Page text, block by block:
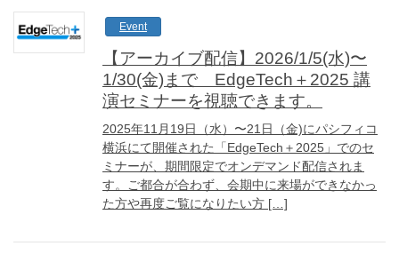
Event
【アーカイブ配信】2026/1/5(水)〜
1/30(金)まで EdgeTech＋2025 講
演セミナーを視聴できます。
2025年11月19日（水）〜21日（金)にパシフィコ
横浜にて開催された「EdgeTech＋2025」でのセ
ミナーが、期間限定でオンデマンド配信されま
す。ご都合が合わず、会期中に来場ができなかっ
た方や再度ご覧になりたい方 […]